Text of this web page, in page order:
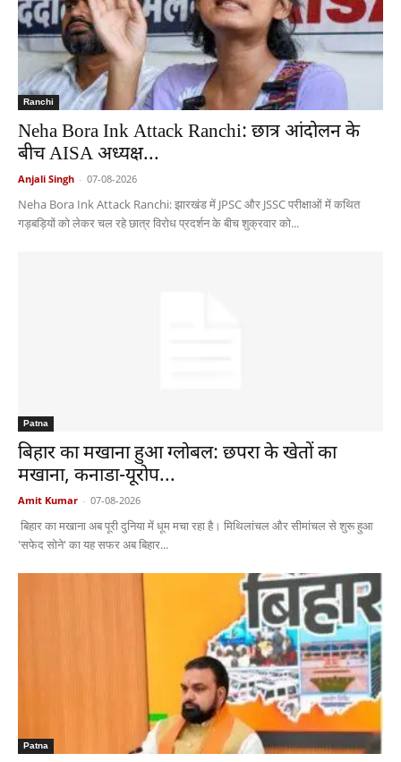
Ranchi
Neha Bora Ink Attack Ranchi: छात्र आंदोलन के
बीच AISA अध्यक्ष...
Anjali Singh - 07-08-2026
Neha Bora Ink Attack Ranchi: झारखंड में JPSC और JSSC परीक्षाओं में कथित
गड़बड़ियों को लेकर चल रहे छात्र विरोध प्रदर्शन के बीच शुक्रवार को...
Patna
बिहार का मखाना हुआ ग्लोबल: छपरा के खेतों का
मखाना, कनाडा-यूरोप...
Amit Kumar - 07-08-2026
बिहार का मखाना अब पूरी दुनिया में धूम मचा रहा है। मिथिलांचल और सीमांचल से शुरू हुआ
'सफेद सोने' का यह सफर अब बिहार...
Patna